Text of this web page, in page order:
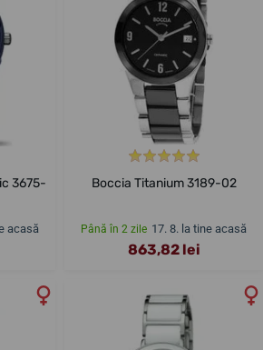
3675-
acasă
Boccia Titanium 3189-02
Până în 2 zile 17. 8. la tine acasă
863,82 lei